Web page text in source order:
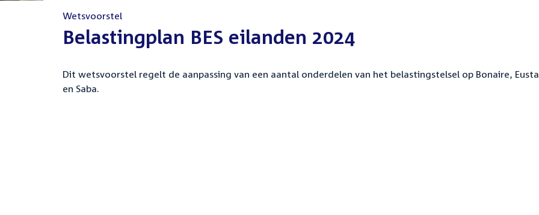
Wetsvoorstel
:Belastingplan BES eilanden 2024
Dit wetsvoorstel regelt de aanpassing van een aantal onderdelen van het belastingstelsel op Bonaire,
en Saba.